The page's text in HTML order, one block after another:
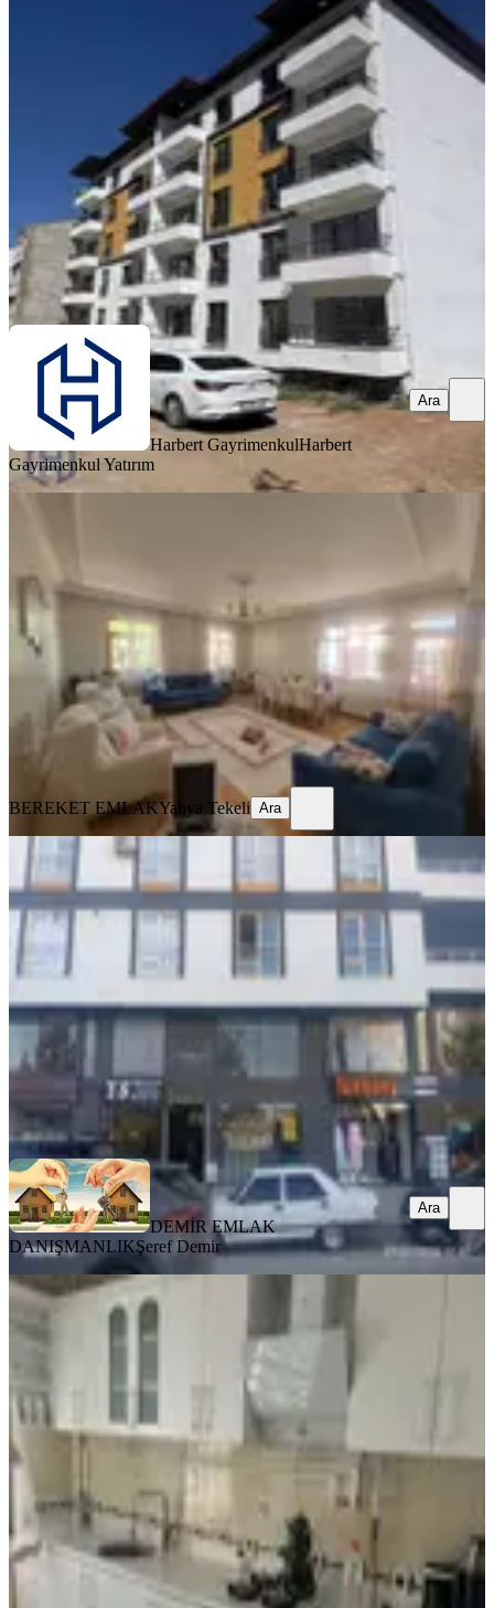
Harbert Gayrimekul Abdullahpaşa'da
Satılık 1+1 Sıfır Daireler
Merkez, Abdullah Paşa Mahallesi
1+1·42 m² ·Yüksek giriş ·06.08.2026
1.750.000 ₺
Harbert Gayrimenkul Harbert Gayrimenkul Yatırım
Ara
Harbert GayrimenkulHarbert
Gayrimenkul Yatırım
Ara
Merkez, Abdullah Paşa Mahallesi
3+1
180 m²· 2. Kat 06.08.2026
3.000.000 ₺
BEREKET EMLAKYahya Tekeli
BEREKET EMLAKYahya Tekeli Ara
YENİ
Yeni Valilik Karşısı 1+1
Merkez, Üniversite Mahallesi
· 1. Kat 06.08.2026
DEMİR EMLAK DANIŞMANLIK Şeref Demir
Ara
DEMİR EMLAK
DANIŞMANLIKŞeref Demir
Ara
YENİ
Sanayi Mahallesinin En Prestijli
Lokasyonunda, 3+1 Daire
Merkez, Sanayi Mahallesi
3. Kat·05.08.2026
2.350.000 ₺
ADİL EMLAK GAYRİMENKULEmre Ertan